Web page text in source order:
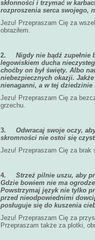
skłonności i trzymać w
rozproszenia serca swojego,
Jezu! Przepraszam Cię za
obraziłem.
2. Nigdy nie bądź zupełnie
legowiskiem ducha
choćby on był święty. Albo
niebezpiecznych okazji.
nienaganni, a w tej dziedzinie
Jezu! Przepraszam Cię za
grzechu.
3. Odwracaj swoje oczy,
skromności nie ostoi się
Jezu! Przepraszam Cię za
4. Strzeż pilnie uszu, aby
Gdzie bowiem nie ma
Powstrzymaj język nie tylko
przed nieodpowiednimi
posługuje się do kuszenia
Jezu! Przepraszam Cię za
Przepraszam także za plotki,